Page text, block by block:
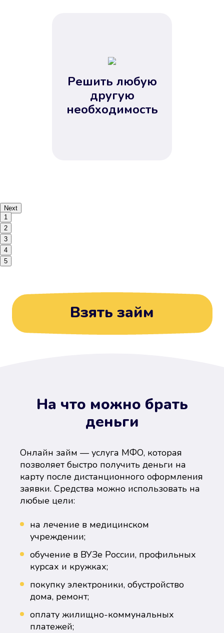
Решить любую
другую
необходимость
Next
1
2
3
4
5
Взять займ
На что можно брать
деньги
Онлайн займ — услуга МФО, которая
позволяет быстро получить деньги на
карту после дистанционного оформления
заявки. Средства можно использовать на
любые цели:
на лечение в медицинском
учреждении;
обучение в ВУЗе России, профильных
курсах и кружках;
покупку электроники, обустройство
дома, ремонт;
оплату жилищно-коммунальных
платежей;